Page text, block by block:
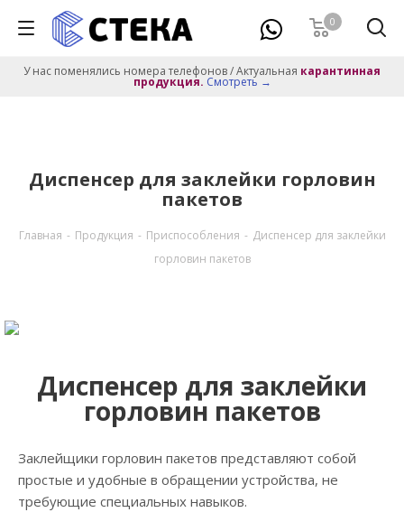
0
У нас поменялись номера телефонов / Актуальная карантинная
продукция. Смотреть →
Диспенсер для заклейки горловин
пакетов
Главная - Продукция - Приспособления - Диспенсер для заклейки
горловин пакетов
Диспенсер для заклейки
горловин пакетов
Заклейщики горловин пакетов представляют собой
простые и удобные в обращении устройства, не
требующие специальных навыков.